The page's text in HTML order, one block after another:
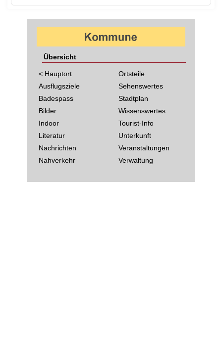
Übersicht
< Hauptort
Ausflugsziele
Badespass
Bilder
Indoor
Literatur
Nachrichten
Nahverkehr
Ortsteile
Sehenswertes
Stadtplan
Wissenswertes
Tourist-Info
Unterkunft
Veranstaltungen
Verwaltung